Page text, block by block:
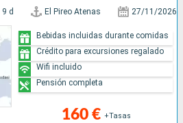
9 d El Pireo Atenas 27/11/2026
160 € +Tasas
Bebidas incluidas durante comidas
Crédito para excursiones regalado
Wifi incluido
Pensión completa